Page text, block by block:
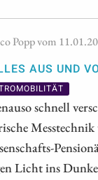
Popp vom
AUS UND
schnell
Licht ins